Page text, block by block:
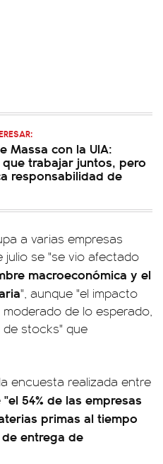
Massa con la UIA:
que trabajar juntos, pero
responsabilidad de
a varias empresas
se "se vio afectado
macroeconómica y el
", aunque "el impacto
de lo esperado,
stocks" que
encuesta realizada entre
"el 54% de las empresas
primas al tiempo
entrega de